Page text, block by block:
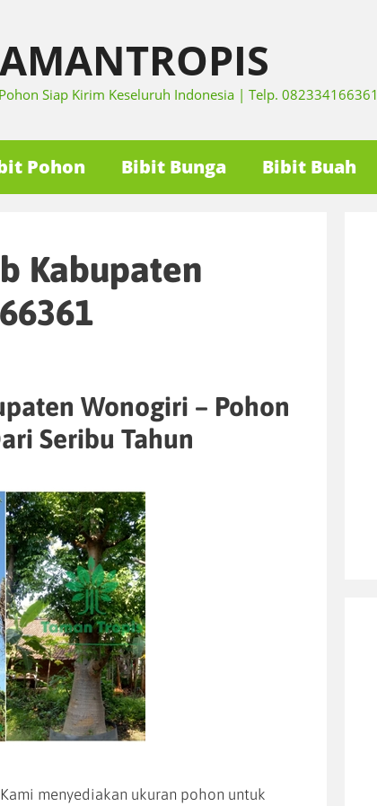
Siap Kirim Keseluruh Indonesia | Telp. 082334166361
Pohon Bibit Bunga Bibit Buah
Kabupaten
Wonogiri – Pohon
Seribu Tahun
menyediakan ukuran pohon untuk